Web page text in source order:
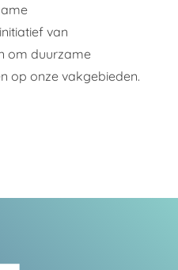
van
om duurzame
op onze vakgebieden.